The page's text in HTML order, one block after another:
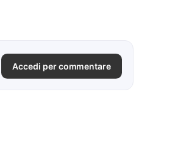
Accedi per commentare